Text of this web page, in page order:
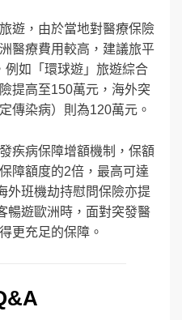
遊，由於當地對醫療保險
醫療費用較高，建議旅平
例如「環球遊」旅遊綜合
提高至150萬元，海外突
傳染病）則為120萬元。
疾病保障增額機制，保額
障額度的2倍，最高可達
外班機劫持慰問保險亦提
暢遊歐洲時，面對突發醫
更充足的保障。